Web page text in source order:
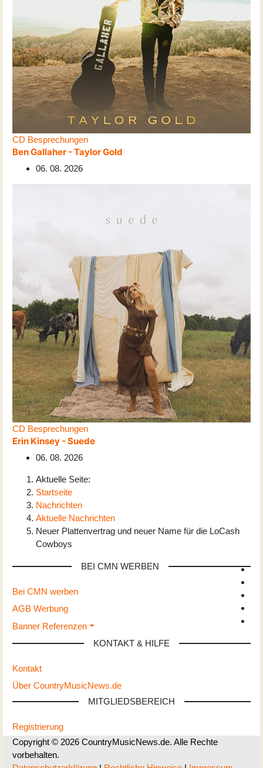
CD Besprechungen
Ben Gallaher - Taylor Gold
06. 08. 2026
CD Besprechungen
Erin Kinsey - Suede
06. 08. 2026
Aktuelle Seite:
Startseite
Nachrichten
Aktuelle Nachrichten
Neuer Plattenvertrag und neuer Name für die LoCash
Cowboys
BEI CMN WERBEN
Bei CMN werben
AGB Werbung
Banner Referenzen
KONTAKT & HILFE
Kontakt
Über CountryMusicNews.de
MITGLIEDSBEREICH
Registrierung
Copyright © 2026 CountryMusicNews.de. Alle Rechte
vorbehalten.